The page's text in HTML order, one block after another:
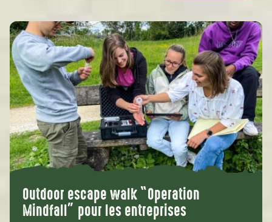
Outdoor escape walk “Operation
Mindfall” pour les entreprises